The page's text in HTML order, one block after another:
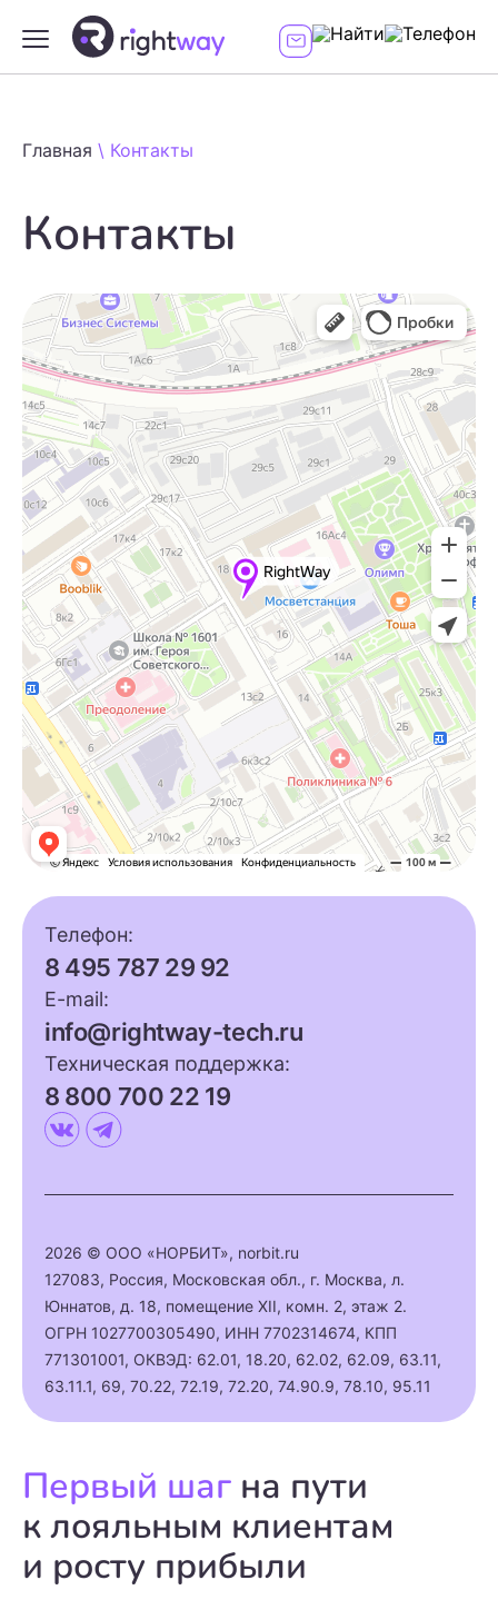
Главная \ Контакты
Контакты
Телефон:
8 495 787 29 92
E-mail:
info@rightway-tech.ru
Техническая поддержка:
8 800 700 22 19
2026 © ООО «НОРБИТ», norbit.ru
127083, Россия, Московская обл., г. Москва, л.
Юннатов, д. 18, помещение ХII, комн. 2, этаж 2.
ОГРН 1027700305490, ИНН 7702314674, КПП
771301001, ОКВЭД: 62.01, 18.20, 62.02, 62.09, 63.11,
63.11.1, 69, 70.22, 72.19, 72.20, 74.90.9, 78.10, 95.11
Первый шаг на пути
к лояльным клиентам
и росту прибыли